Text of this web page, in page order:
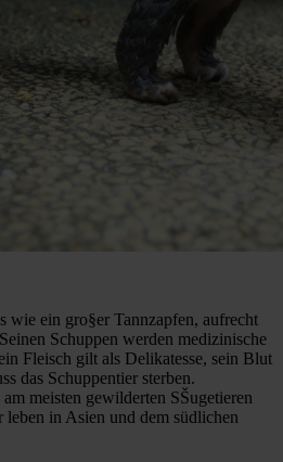
wie ein gro§er Tannzapfen, aufrecht
Schuppen werden medizinische
Fleisch gilt als Delikatesse, sein Blut
das Schuppentier sterben.
meisten gewilderten SŠugetieren
leben in Asien und dem südlichen